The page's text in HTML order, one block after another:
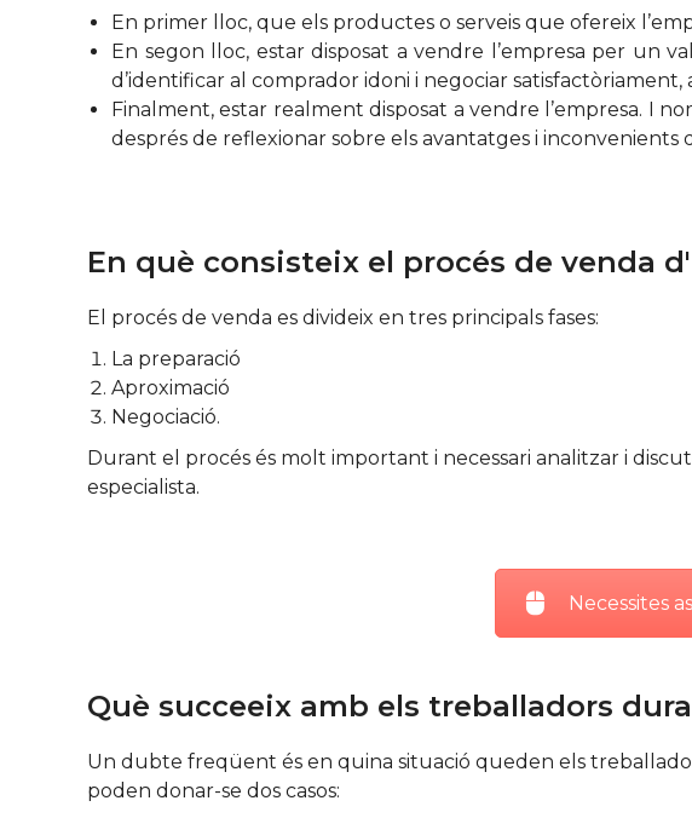
En primer lloc, que els productes o serveis que ofereix
En segon lloc, estar disposat a vendre l’empresa per un
d’identificar al comprador idoni i negociar
Finalment, estar realment disposat a vendre l’empresa. I
després de reflexionar sobre els avantatges i inconvenients
En què consisteix el procés de venda
El procés de venda es divideix en tres principals fases:
La preparació
Aproximació
Negociació.
Durant el procés és molt important i necessari analitzar i
especialista.
Necessites
Què succeeix amb els treballadors
Un dubte freqüent és en quina situació queden els
poden donar-se dos casos: